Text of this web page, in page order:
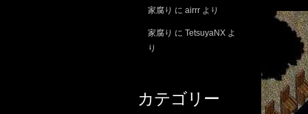
家腐り に airrr より
家腐り に TetsuyaNX よ
り
カテゴリー